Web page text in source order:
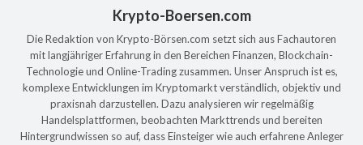
Krypto-Boersen.com
Die Redaktion von Krypto-Börsen.com setzt sich aus Fachautoren
mit langjähriger Erfahrung in den Bereichen Finanzen, Blockchain-
Technologie und Online-Trading zusammen. Unser Anspruch ist es,
komplexe Entwicklungen im Kryptomarkt verständlich, objektiv und
praxisnah darzustellen. Dazu analysieren wir regelmäßig
Handelsplattformen, beobachten Markttrends und bereiten
Hintergrundwissen so auf, dass Einsteiger wie auch erfahrene Anleger